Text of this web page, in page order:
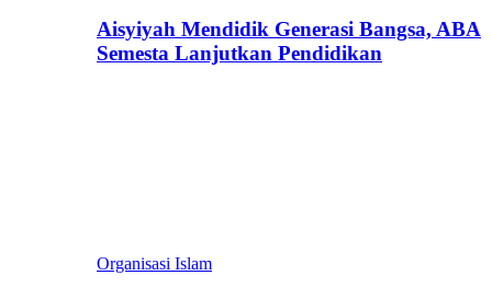
Aisyiyah Mendidik Generasi Bangsa, ABA
Semesta Lanjutkan Pendidikan
Organisasi Islam